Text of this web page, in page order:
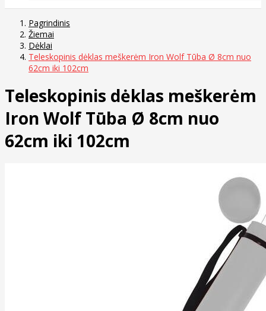
Pagrindinis
Žiemai
Dėklai
Teleskopinis dėklas meškerėm Iron Wolf Tūba Ø 8cm nuo
62cm iki 102cm
Teleskopinis dėklas meškerėm
Iron Wolf Tūba Ø 8cm nuo
62cm iki 102cm